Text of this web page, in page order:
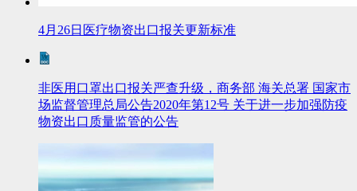
4月26日医疗物资出口报关更新标准
非医用口罩出口报关严查升级，商务部 海关总署 国家市
场监督管理总局公告2020年第12号 关于进一步加强防疫
物资出口质量监管的公告